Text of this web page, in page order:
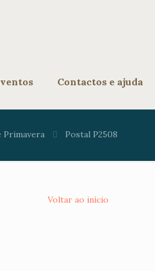
Contactos e ajuda
Primavera Postal P2508
Voltar ao início